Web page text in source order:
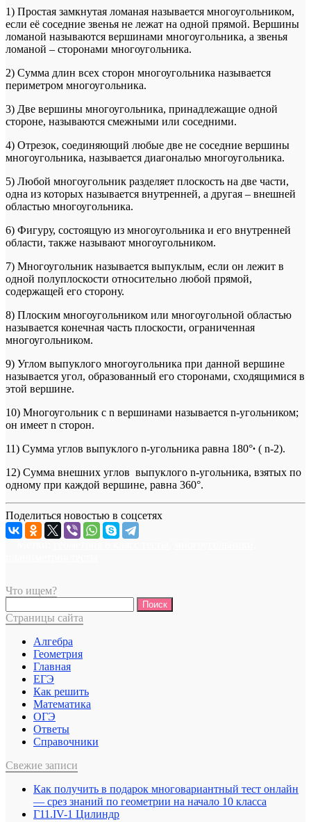
1) Простая замкнутая ломаная называется многоугольником,
если её соседние звенья не лежат на одной прямой. Вершины
ломаной называются вершинами многоугольника, а звенья
ломаной – сторонами многоугольника.
2) Сумма длин всех сторон многоугольника называется
периметром многоугольника.
3) Две вершины многоугольника, принадлежащие одной
стороне, называются смежными или соседними.
4) Отрезок, соединяющий любые две не соседние вершины
многоугольника, называется диагональю многоугольника.
5) Любой многоугольник разделяет плоскость на две части,
одна из которых называется внутренней, а другая – внешней
областью многоугольника.
6) Фигуру, состоящую из многоугольника и его внутренней
области, также называют многоугольником.
7) Многоугольник называется выпуклым, если он лежит в
одной полуплоскости относительно любой прямой,
содержащей его сторону.
8) Плоским многоугольником или многоугольной областью
называется конечная часть плоскости, ограниченная
многоугольником.
9) Углом выпуклого многоугольника при данной вершине
называется угол, образованный его сторонами, сходящимися в
этой вершине.
10) Многоугольник с n вершинами называется n-угольником;
он имеет n сторон.
11) Сумма углов выпуклого n-угольника равна 180°∙ ( n-2).
12) Сумма внешних углов выпуклого n-угольника, взятых по
одному при каждой вершине, равна 360°.
Поделиться новостью в соцсетях
Что ищем?
Страницы сайта
Алгебра
Геометрия
Главная
ЕГЭ
Как решить
Математика
ОГЭ
Ответы
Справочники
Свежие записи
Как получить в подарок многовариантный тест онлайн
— срез знаний по геометрии на начало 10 класса
Г11.IV-1 Цилиндр